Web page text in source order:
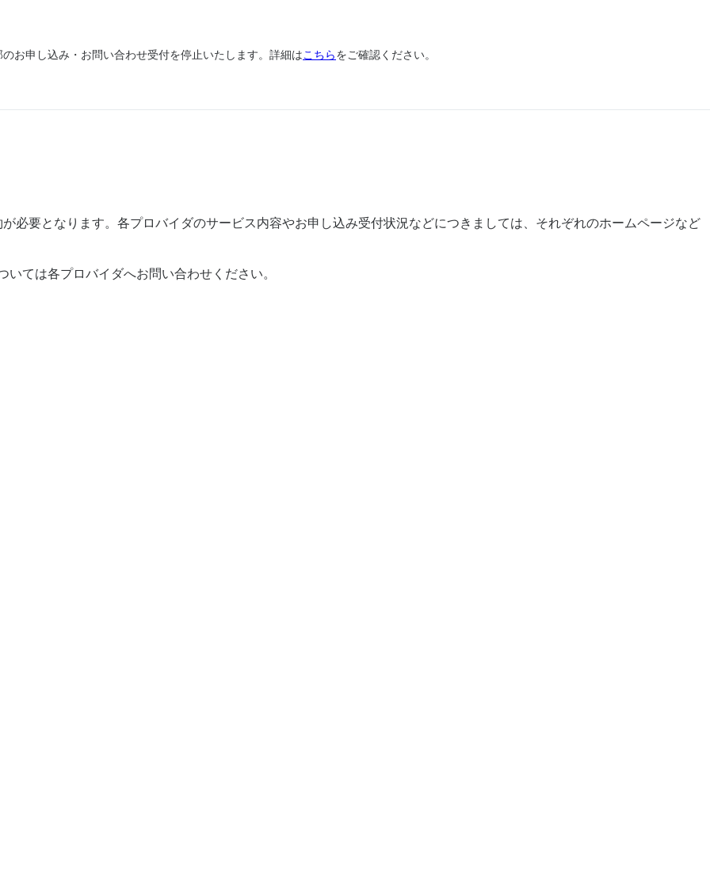
お申し込み・お問い合わせ受付を停止いたします。詳細はこちらをご確認ください。
必要となります。各プロバイダのサービス内容やお申し込み受付状況などにつきましては、それぞれのホームページなど
ては各プロバイダへお問い合わせください。